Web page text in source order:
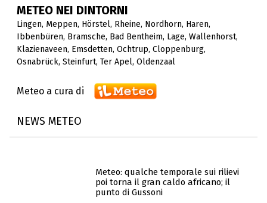
METEO NEI DINTORNI
Lingen, Meppen, Hörstel, Rheine, Nordhorn, Haren,
Ibbenbüren, Bramsche, Bad Bentheim, Lage, Wallenhorst,
Klazienaveen, Emsdetten, Ochtrup, Cloppenburg,
Osnabrück, Steinfurt, Ter Apel, Oldenzaal
Meteo a cura di
NEWS METEO
Meteo: qualche temporale sui rilievi
poi torna il gran caldo africano; il
punto di Gussoni